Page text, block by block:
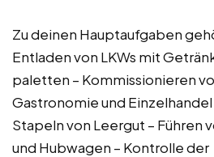
Zu deinen Hauptaufgaben
Entladen von LKWs mit
paletten – Kommissionieren
Gastronomie und
Stapeln von Leergut – Führen
und Hubwagen – Kontrolle der